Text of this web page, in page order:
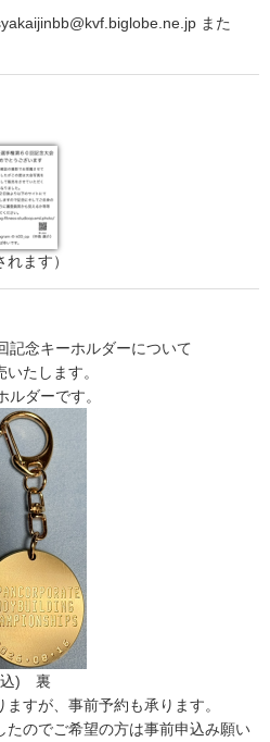
また
ます）
念キーホルダーについて
たします。
ダーです。
) 裏
が、事前予約も承ります。
たのでご希望の方は事前申込み願い